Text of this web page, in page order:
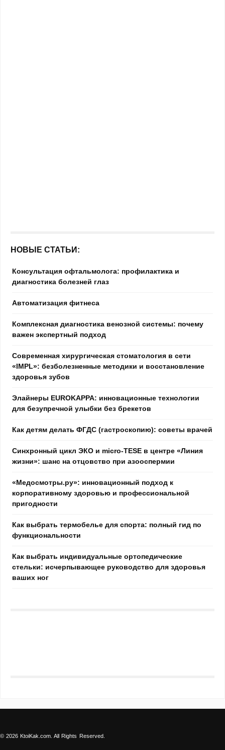
НОВЫЕ СТАТЬИ:
Консультация офтальмолога: профилактика и
диагностика болезней глаз
Автоматизация фитнеса
Комплексная диагностика венозной системы: почему
важен экспертный подход
Современная хирургическая стоматология в сети
«IMPL»: безболезненные методики и восстановление
здоровья зубов
Элайнеры EUROKAPPA: инновационные технологии
для безупречной улыбки без брекетов
Как детям делать ФГДС (гастроскопию): советы врачей
Синхронный цикл ЭКО и micro-TESE в центре «Линия
жизни»: шанс на отцовство при азооспермии
«Медосмотры.ру»: инновационный подход к
корпоративному здоровью и профессиональной
пригодности
Как выбрать термобелье для спорта: полный гид по
функциональности
Как выбрать индивидуальные ортопедические
стельки: исчерпывающее руководство для здоровья
ваших ног
© 2026 KtoiKak.com. All Rights Reserved.